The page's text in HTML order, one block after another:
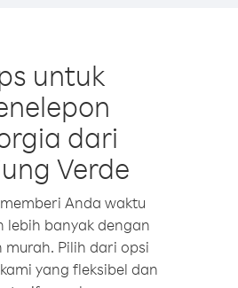
untuk
dari
Verde
Anda waktu
lebih banyak dengan
murah. Pilih dari opsi
yang fleksibel dan